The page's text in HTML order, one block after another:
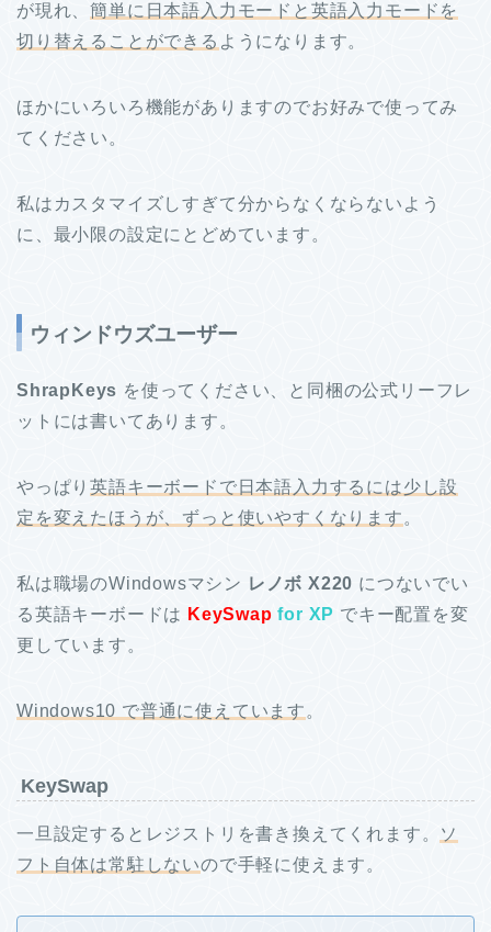
が現れ、簡単に日本語入力モードと英語入力モードを
切り替えることができる ようになります。
ほかにいろいろ機能がありますのでお好みで使ってみ
てください。
私はカスタマイズしすぎて分からなくならないよう
に、最小限の設定にとどめています。
ウィンドウズユーザー
ShrapKeys を使ってください、と同梱の公式リーフレ
ットには書いてあります。
やっぱり英語キーボードで日本語入力するには少し設
定を変えたほうが、ずっと使いやすくなります 。
私は職場のWindowsマシン レノボ X220 につないでい
る英語キーボードは KeySwap for XP でキー配置を変
更しています。
Windows10 で普通に使えています 。
KeySwap
一旦設定するとレジストリを書き換えてくれます。 ソ
フト自体は常駐しないので手軽に使えます。